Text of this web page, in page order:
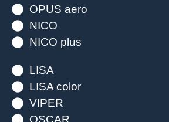
OPUS aero
NICO
NICO plus
LISA
LISA color
VIPER